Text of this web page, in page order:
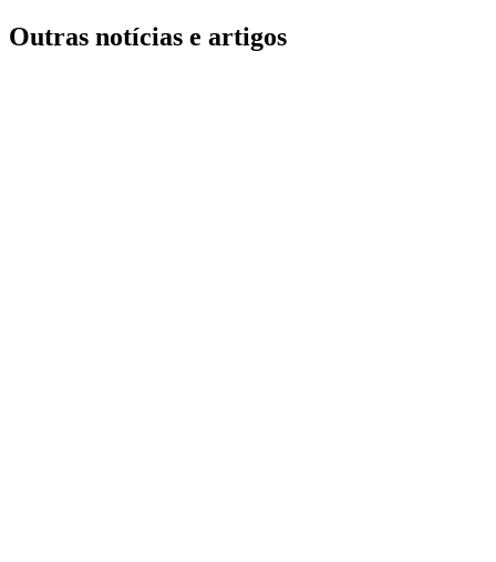
Outras notícias e artigos